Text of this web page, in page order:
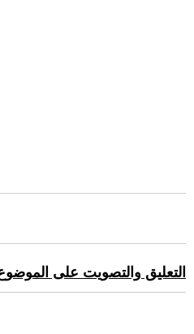
التعليق والتصويت على